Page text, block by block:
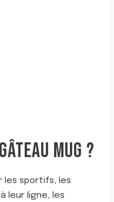
MUG ?
sportifs, les
leur ligne, les